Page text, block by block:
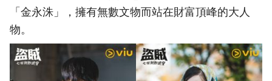
「金永洙」，擁有無數文物而站在財富頂峰的大人
物。